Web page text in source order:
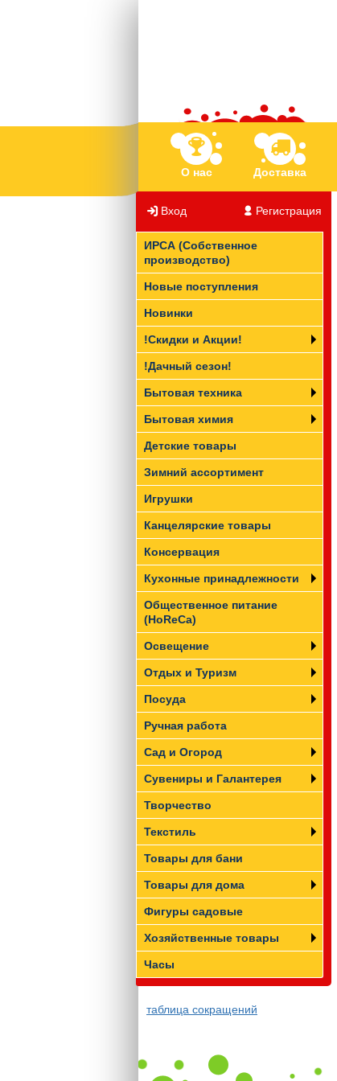
О нас Доставка
Вход Регистрация
ИРСА (Собственное
производство)
Новые поступления
Новинки
!Скидки и Акции!
!Дачный сезон!
Бытовая техника
Бытовая химия
Детские товары
Зимний ассортимент
Игрушки
Канцелярские товары
Консервация
Кухонные принадлежности
Общественное питание
(HoReCa)
Освещение
Отдых и Туризм
Посуда
Ручная работа
Сад и Огород
Сувениры и Галантерея
Творчество
Текстиль
Товары для бани
Товары для дома
Фигуры садовые
Хозяйственные товары
Часы
таблица сокращений